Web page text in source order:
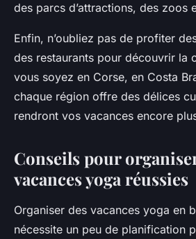
des parcs d’attractions, des zoos
Enfin, n’oubliez pas de profiter
des restaurants pour découvrir la
vous soyez en Corse, en Costa
chaque région offre des délices
rendront vos vacances encore
Conseils pour
vacances yoga réussies
Organiser des vacances yoga en
nécessite un peu de planification